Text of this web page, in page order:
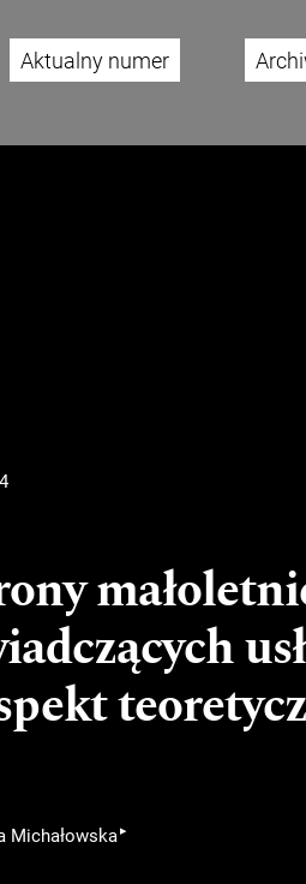
Aktualny numer
Michałowska▸